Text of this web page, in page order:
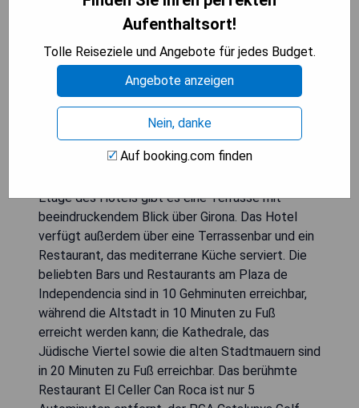
Das DoubleTree by Hilton Girona liegt neben dem
Devesa Park, nur 300 Meter vom Auditorium und
Kongresszentrum Girona entfernt. Dieses
moderne Hotel bietet einen Dachpool und
kostenlosen WLAN-Zugang in allen Bereichen. Die
Zimmer sind hell und stilvoll eingerichtet und
verfügen über Holzböden, einen Flachbild-TV, ein
Etage des Hotels gibt es eine Terrasse mit
beeindruckendem Blick über Girona. Das Hotel
verfügt außerdem über eine Terrassenbar und ein
Restaurant, das mediterrane Küche serviert. Die
beliebten Bars und Restaurants am Plaza de
Independencia sind in 10 Gehminuten erreichbar,
während die Altstadt in 10 Minuten zu Fuß
erreicht werden kann; die Kathedrale, das
Jüdische Viertel sowie die alten Stadtmauern sind
in 20 Minuten zu Fuß erreichbar. Das berühmte
Restaurant El Celler Can Roca ist nur 5
Aufenthaltsort!
Tolle Reiseziele und Angebote für jedes Budget.
Angebote anzeigen
Nein, danke
Auf booking.com finden